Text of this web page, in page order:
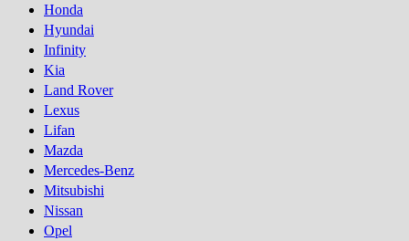
Honda
Hyundai
Infinity
Kia
Land Rover
Lexus
Lifan
Mazda
Mercedes-Benz
Mitsubishi
Nissan
Opel